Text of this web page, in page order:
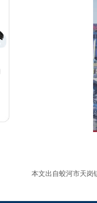
本文出自蛟河市天岗